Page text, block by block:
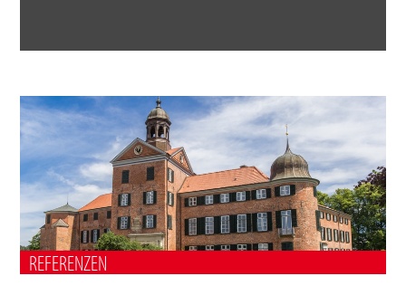
REFERENZEN